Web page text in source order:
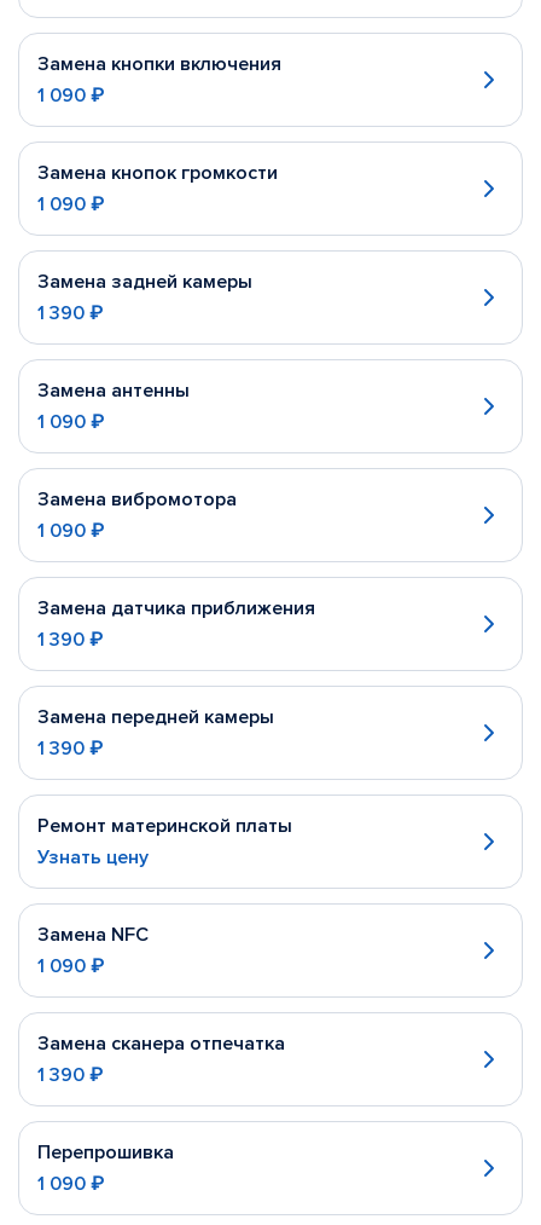
Замена кнопки включения
1 090 ₽
Замена кнопок громкости
1 090 ₽
Замена задней камеры
1 390 ₽
Замена антенны
1 090 ₽
Замена вибромотора
1 090 ₽
Замена датчика приближения
1 390 ₽
Замена передней камеры
1 390 ₽
Ремонт материнской платы
Узнать цену
Замена NFC
1 090 ₽
Замена сканера отпечатка
1 390 ₽
Перепрошивка
1 090 ₽